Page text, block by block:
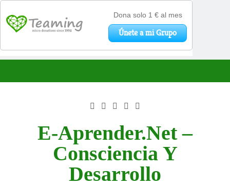
E-Aprender.net –
Consciencia Y
Desarrollo